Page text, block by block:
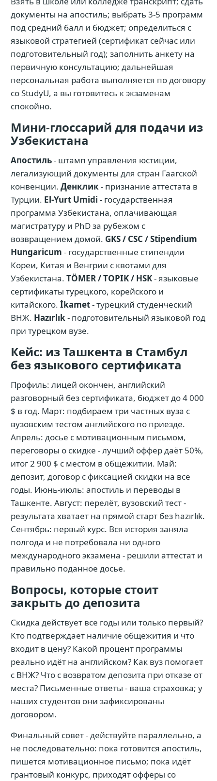
документы на апостиль; выбрать 3-5 программ
под средний балл и бюджет; определиться с
языковой стратегией (сертификат сейчас или
подготовительный год); заполнить анкету на
первичную консультацию; дальнейшая
персональная работа выполняется по договору
со StudyU, а вы готовитесь к экзаменам
спокойно.
Мини-глоссарий для подачи из
Узбекистана
Апостиль- штамп управления юстиции,
легализующий документы для стран Гаагской
конвенции. Денклик- признание аттестата в
Турции. El-Yurt Umidi - государственная
программа Узбекистана, оплачивающая
магистратуру и PhD за рубежом с
возвращением домой. GKS / CSC / Stipendium
Hungaricum - государственные стипендии
Кореи, Китая и Венгрии с квотами для
Узбекистана. TÖMER / TOPIK / HSK- языковые
сертификаты турецкого, корейского и
китайского. İkamet- турецкий студенческий
ВНЖ. Hazırlık- подготовительный языковой год
при турецком вузе.
Кейс: из Ташкента в Стамбул
без языкового сертификата
Профиль: лицей окончен, английский
разговорный без сертификата, бюджет до 4 000
$ в год. Март: подбираем три частных вуза с
вузовским тестом английского по приезде.
Апрель: досье с мотивационным письмом,
переговоры о скидке - лучший оффер даёт 50%,
итог 2 900 $ с местом в общежитии. Май:
депозит, договор с фиксацией скидки на все
годы. Июнь-июль: апостиль и переводы в
Ташкенте. Август: перелёт, вузовский тест -
результата хватает на прямой старт без hazırlık.
Сентябрь: первый курс. Вся история заняла
полгода и не потребовала ни одного
международного экзамена - решили аттестат и
правильно поданное досье.
Вопросы, которые стоит
закрыть до депозита
Скидка действует все годы или только первый?
Кто подтверждает наличие общежития и что
входит в цену? Какой процент программы
реально идёт на английском? Как вуз помогает
с ВНЖ? Что с возвратом депозита при отказе от
места? Письменные ответы - ваша страховка; у
наших студентов они зафиксированы
договором.
Финальный совет - действуйте параллельно, а
не последовательно: пока готовится апостиль,
пишется мотивационное письмо; пока идёт
грантовый конкурс, приходят офферы со